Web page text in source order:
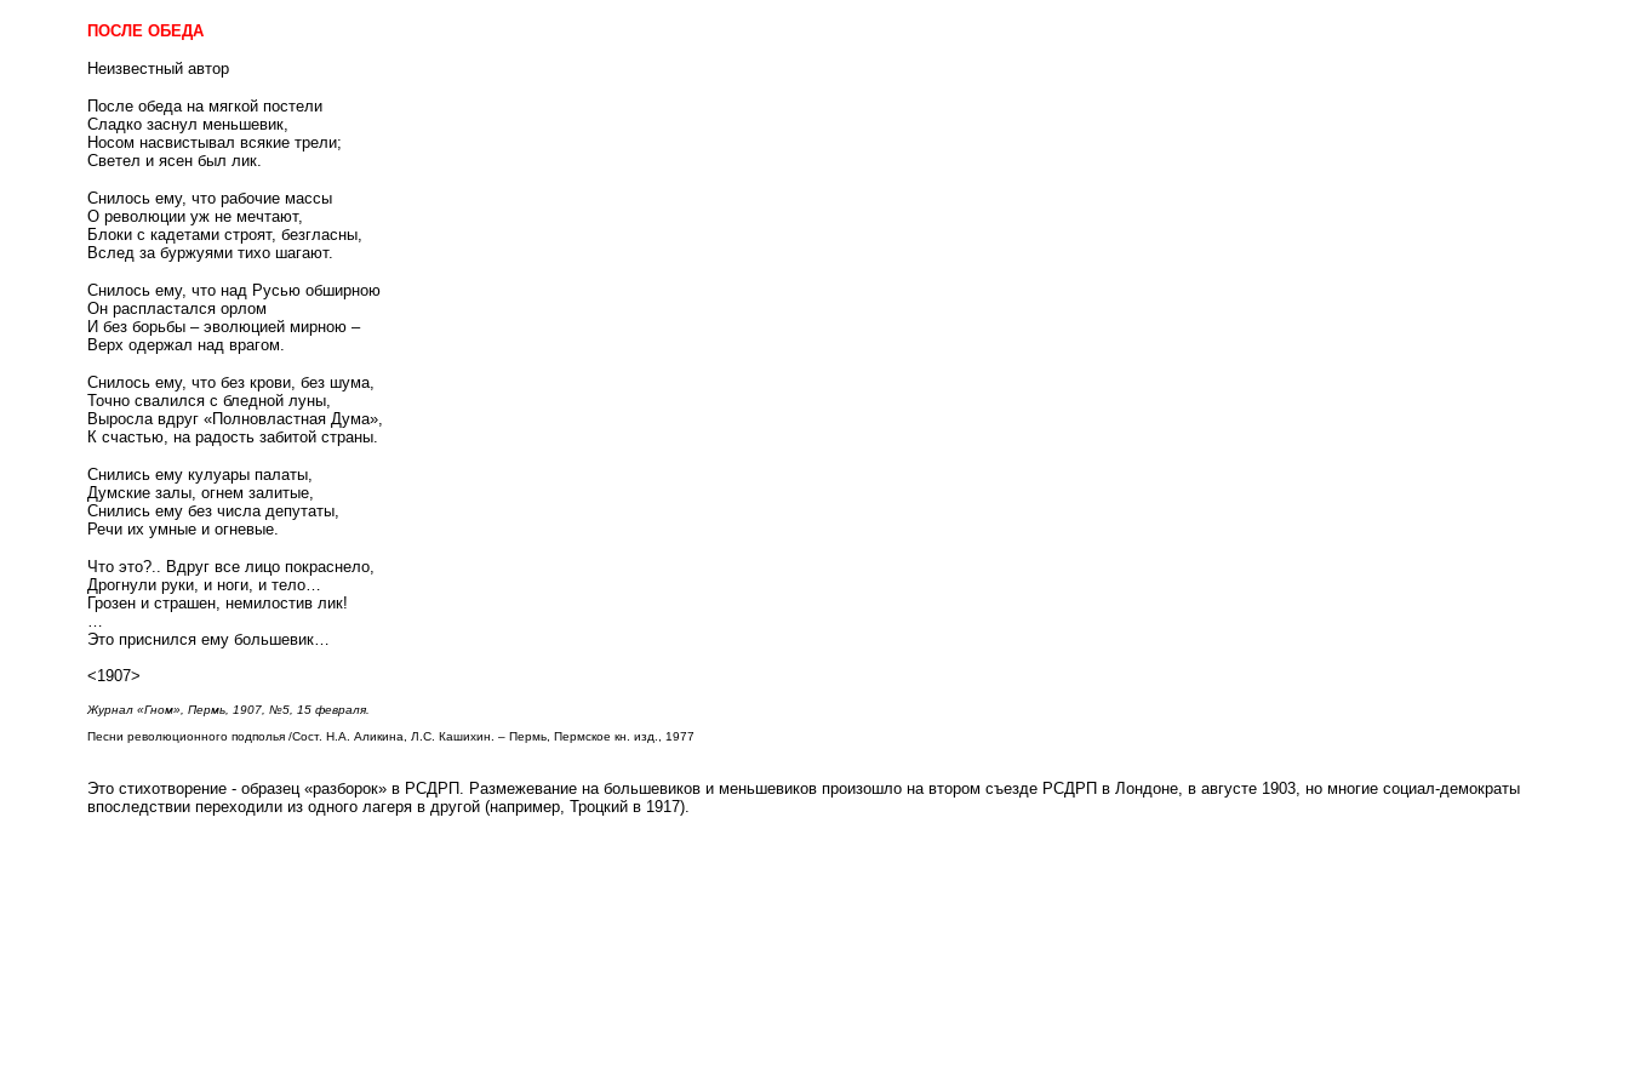
ПОСЛЕ ОБЕДА
Неизвестный автор
После обеда на мягкой постели
Сладко заснул меньшевик,
Носом насвистывал всякие трели;
Светел и ясен был лик.
Снилось ему, что рабочие массы
О революции уж не мечтают,
Блоки с кадетами строят, безгласны,
Вслед за буржуями тихо шагают.
Снилось ему, что над Русью обширною
Он распластался орлом
И без борьбы – эволюцией мирною –
Верх одержал над врагом.
Снилось ему, что без крови, без шума,
Точно свалился с бледной луны,
Выросла вдруг «Полновластная Дума»,
К счастью, на радость забитой страны.
Снились ему кулуары палаты,
Думские залы, огнем залитые,
Снились ему без числа депутаты,
Речи их умные и огневые.
Что это?.. Вдруг все лицо покраснело,
Дрогнули руки, и ноги, и тело…
Грозен и страшен, немилостив лик!
…
Это приснился ему большевик…
<1907>
Журнал «Гном», Пермь, 1907, №5, 15 февраля.
Песни революционного подполья /Сост. Н.А. Аликина, Л.С. Кашихин. – Пермь, Пермское кн. изд., 1977
Это стихотворение - образец «разборок» в РСДРП. Размежевание на большевиков и меньшевиков произошло на втором съезде РСДРП в Лондоне, в августе 1903, но многие социал-демократы
впоследствии переходили из одного лагеря в другой (например, Троцкий в 1917).